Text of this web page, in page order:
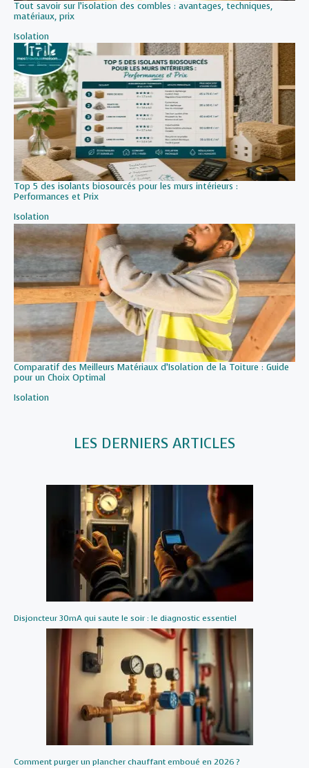
Tout savoir sur l’isolation des combles : avantages, techniques,
matériaux, prix
Par rapport à
Isolation
Top 5 des isolants biosourcés pour les murs intérieurs :
Performances et Prix
Par rapport à
Isolation
Comparatif des Meilleurs Matériaux d’Isolation de la Toiture : Guide
pour un Choix Optimal
Par rapport à
Isolation
LES DERNIERS ARTICLES
Disjoncteur 30mA qui saute le soir : le diagnostic essentiel
Comment purger un plancher chauffant emboué en 2026 ?